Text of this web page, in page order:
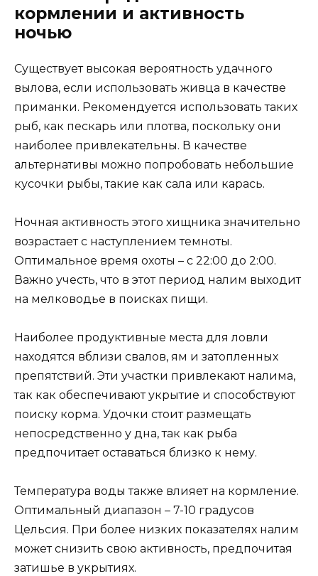
кормлении и активность
ночью
Существует высокая вероятность удачного
вылова, если использовать живца в качестве
приманки. Рекомендуется использовать таких
рыб, как пескарь или плотва, поскольку они
наиболее привлекательны. В качестве
альтернативы можно попробовать небольшие
кусочки рыбы, такие как сала или карась.
Ночная активность этого хищника значительно
возрастает с наступлением темноты.
Оптимальное время охоты – с 22:00 до 2:00.
Важно учесть, что в этот период налим выходит
на мелководье в поисках пищи.
Наиболее продуктивные места для ловли
находятся вблизи свалов, ям и затопленных
препятствий. Эти участки привлекают налима,
так как обеспечивают укрытие и способствуют
поиску корма. Удочки стоит размещать
непосредственно у дна, так как рыба
предпочитает оставаться близко к нему.
Температура воды также влияет на кормление.
Оптимальный диапазон – 7-10 градусов
Цельсия. При более низких показателях налим
может снизить свою активность, предпочитая
затишье в укрытиях.